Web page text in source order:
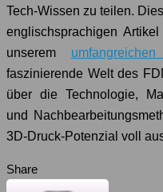
Tech-Wissen zu teilen.
englischsprachigen
unserem
faszinierende Welt des
über die Technologie,
und
3D-Druck-Potenzial voll
Share